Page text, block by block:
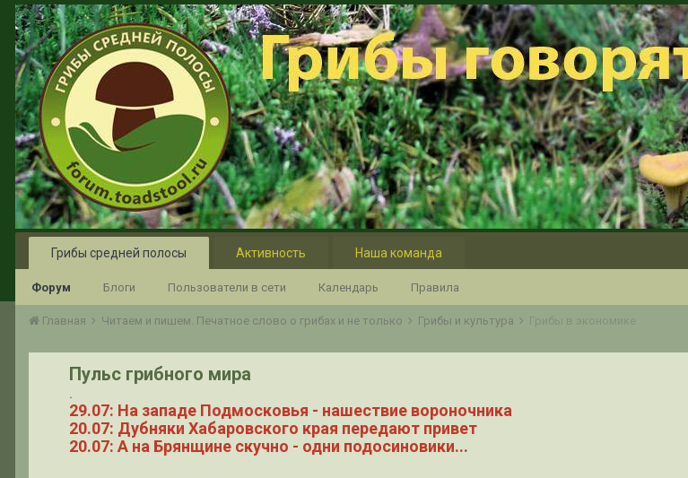
Грибы средней полосы
Форум Блоги Пользователи в сети Календарь Правила
Активность Наша команда
Главная Читаем и пишем. Печатное слово о грибах и не только Грибы и культура Грибы в экономике
Пульс грибного мира
.
29.07: На западе Подмосковья - нашествие вороночника
20.07: Дубняки Хабаровского края передают привет
20.07: А на Брянщине скучно - одни подосиновики...